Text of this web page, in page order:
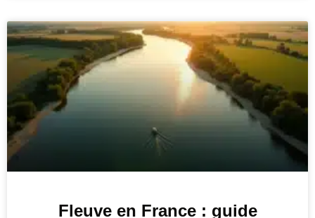
Fleuve en France : guide